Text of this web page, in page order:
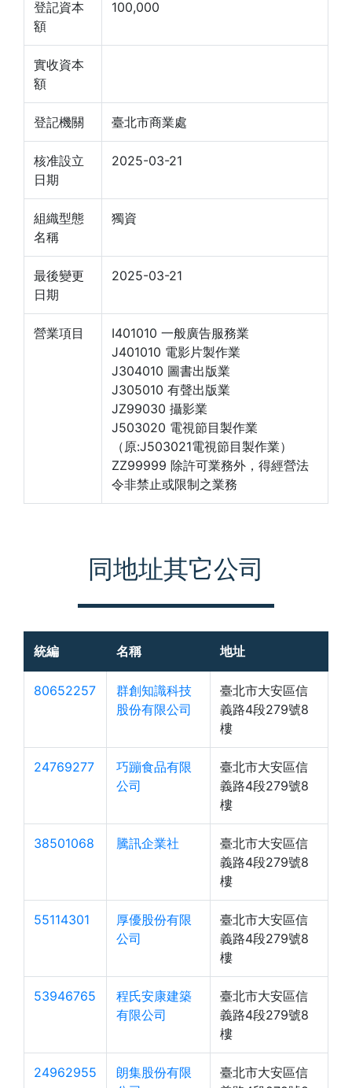
登記資本
額
100,000
實收資本
額
登記機關 臺北市商業處
核准設立
日期
2025-03-21
組織型態
名稱
獨資
最後變更
日期
2025-03-21
營業項目
I401010 一般廣告服務業
J401010 電影片製作業
J304010 圖書出版業
J305010 有聲出版業
JZ99030 攝影業
J503020 電視節目製作業
（原:J503021電視節目製作業）
ZZ99999 除許可業務外，得經營法
令非禁止或限制之業務
同地址其它公司
統編 名稱 地址
80652257
群創知識科技
股份有限公司
臺北市大安區信
義路4段279號8
樓
24769277
巧蹦食品有限
公司
臺北市大安區信
義路4段279號8
樓
38501068 騰訊企業社
臺北市大安區信
義路4段279號8
樓
55114301
厚優股份有限
公司
臺北市大安區信
義路4段279號8
樓
53946765
程氏安康建築
有限公司
臺北市大安區信
義路4段279號8
樓
24962955
朗集股份有限
臺北市大安區信